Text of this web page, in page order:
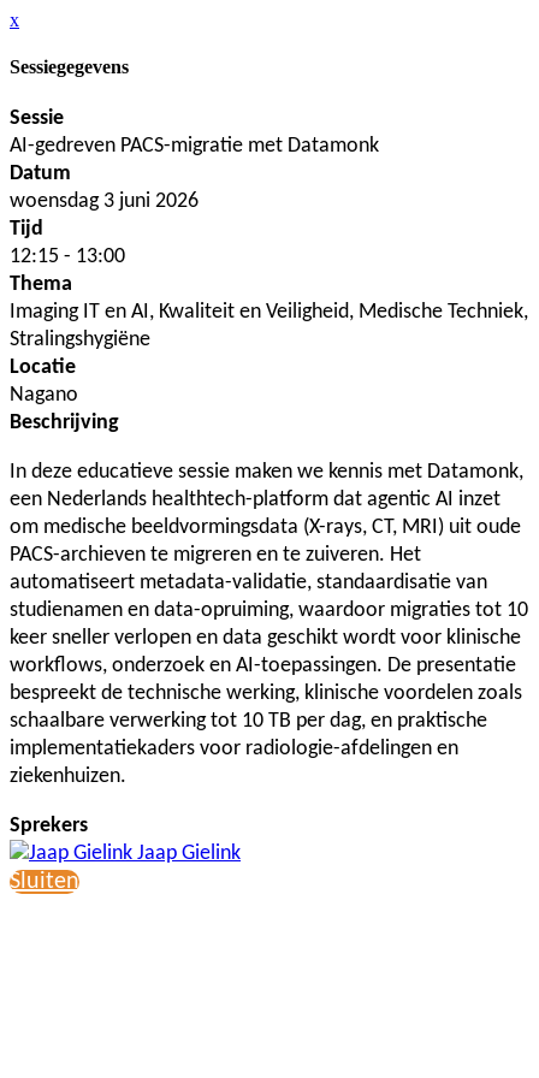
x
Sessiegegevens
Sessie
AI-gedreven PACS-migratie met Datamonk
Datum
woensdag 3 juni 2026
Tijd
12:15 - 13:00
Thema
Imaging IT en AI, Kwaliteit en Veiligheid, Medische Techniek,
Stralingshygiëne
Locatie
Nagano
Beschrijving
In deze educatieve sessie maken we kennis met Datamonk,
een Nederlands healthtech-platform dat agentic AI inzet
om medische beeldvormingsdata (X-rays, CT, MRI) uit oude
PACS-archieven te migreren en te zuiveren. Het
automatiseert metadata-validatie, standaardisatie van
studienamen en data-opruiming, waardoor migraties tot 10
keer sneller verlopen en data geschikt wordt voor klinische
workflows, onderzoek en AI-toepassingen. De presentatie
bespreekt de technische werking, klinische voordelen zoals
schaalbare verwerking tot 10 TB per dag, en praktische
implementatiekaders voor radiologie-afdelingen en
ziekenhuizen.
Sprekers
Jaap Gielink
Sluiten